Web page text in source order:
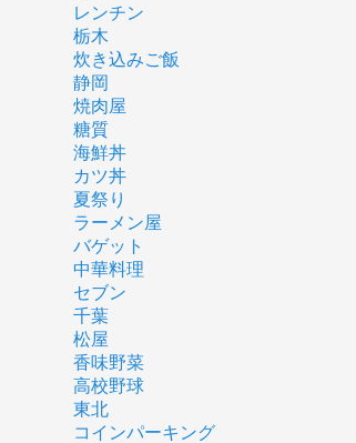
レンチン
栃木
炊き込みご飯
静岡
焼肉屋
糖質
海鮮丼
カツ丼
夏祭り
ラーメン屋
バゲット
中華料理
セブン
千葉
松屋
香味野菜
高校野球
東北
コインパーキング